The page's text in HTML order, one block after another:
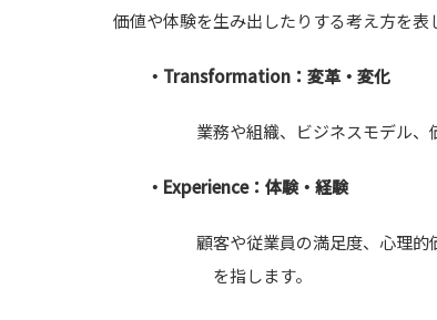
価値や体験を生み出したりする考え方を表
・Transformation：変革・変化
業務や組織、ビジネスモデル、
・Experience：体験・経験
顧客や従業員の満足度、心理
を指します。